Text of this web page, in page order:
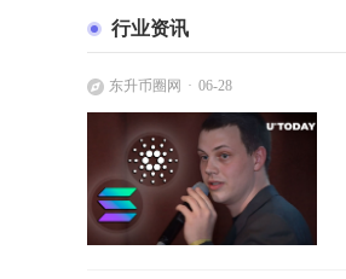
行业资讯
东升币圈网 06-28